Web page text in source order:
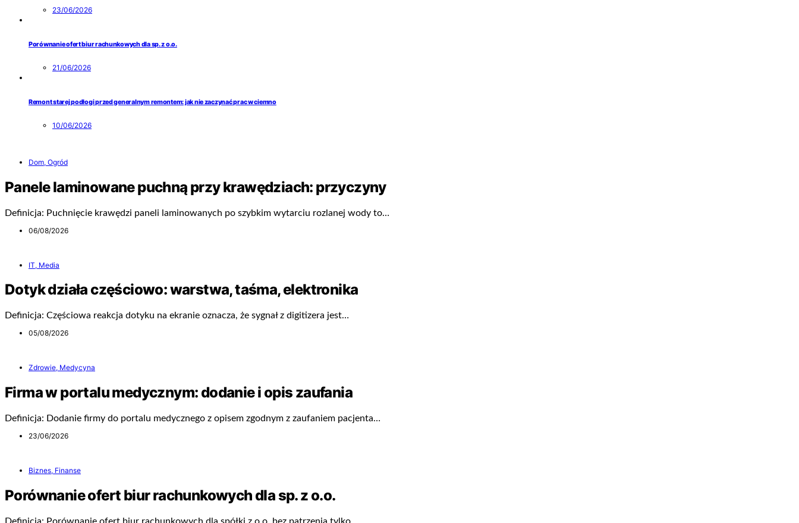
23/06/2026
Porównanie ofert biur rachunkowych dla sp. z o.o.
21/06/2026
Remont starej podłogi przed generalnym remontem: jak nie zaczynać prac w ciemno
10/06/2026
Dom, Ogród
Panele laminowane puchną przy krawędziach: przyczyny
Definicja: Puchnięcie krawędzi paneli laminowanych po szybkim wytarciu rozlanej wody to…
06/08/2026
IT, Media
Dotyk działa częściowo: warstwa, taśma, elektronika
Definicja: Częściowa reakcja dotyku na ekranie oznacza, że sygnał z digitizera jest…
05/08/2026
Zdrowie, Medycyna
Firma w portalu medycznym: dodanie i opis zaufania
Definicja: Dodanie firmy do portalu medycznego z opisem zgodnym z zaufaniem pacjenta…
23/06/2026
Biznes, Finanse
Porównanie ofert biur rachunkowych dla sp. z o.o.